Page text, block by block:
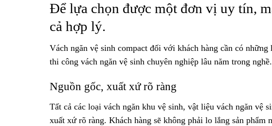
Để lựa chọn được một đơn vị uy tín,
cả hợp lý.
Vách ngăn vệ sinh compact đối với khách hàng cần có
thi công vách ngăn vệ sinh chuyên nghiệp lâu năm trong nghề.
Nguồn gốc, xuất xứ rõ ràng
Tất cả các loại vách ngăn khu vệ sinh, vật liệu vách ngăn vệ
xuất xứ rõ ràng. Khách hàng sẽ không phải lo lắng sản